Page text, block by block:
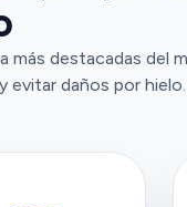
más destacadas del
evitar daños por hielo.